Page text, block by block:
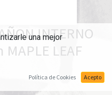
INTERNO
MAPLE LEAF
una mejor
Política de Cookies Acepto